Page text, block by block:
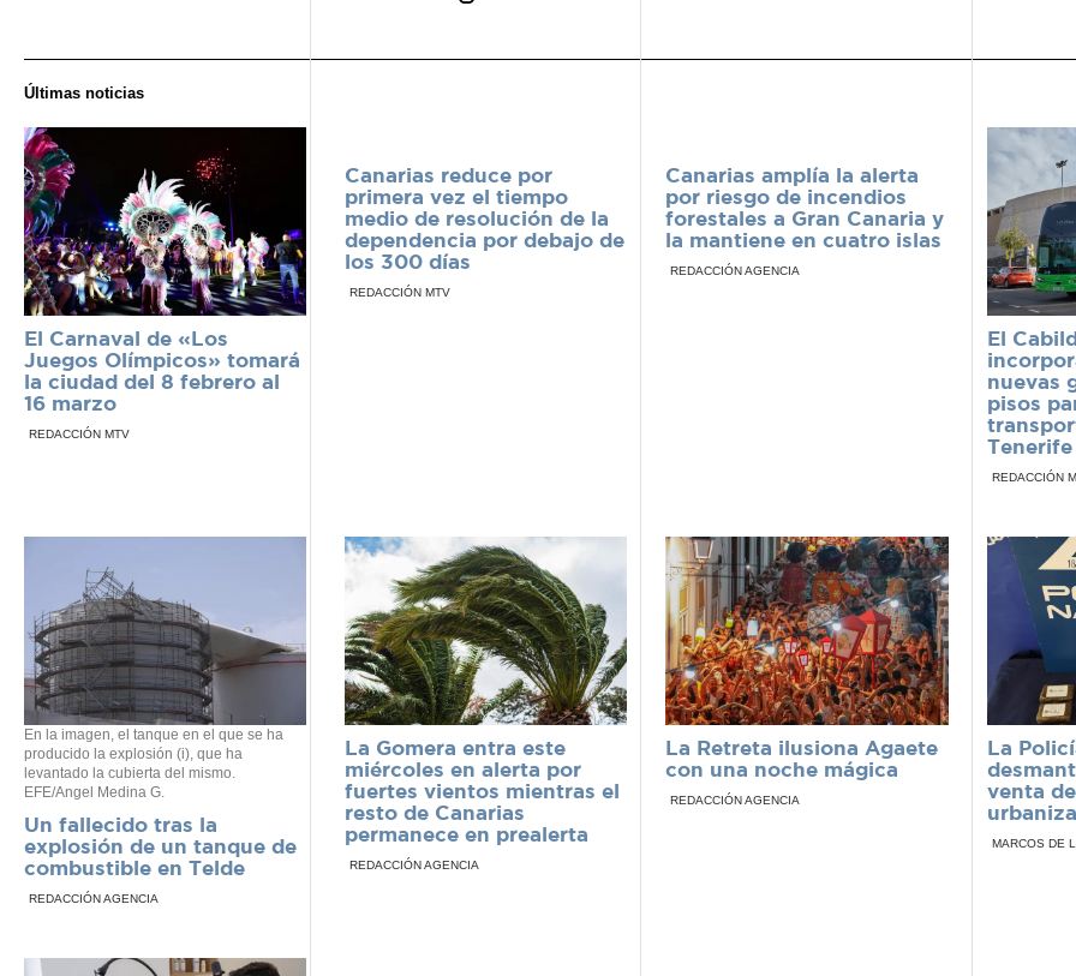
Últimas noticias
El Carnaval de «Los
Juegos Olímpicos» tomará
la ciudad del 8 febrero al
16 marzo
REDACCIÓN MTV
Canarias reduce por
primera vez el tiempo
medio de resolución de la
dependencia por debajo de
los 300 días
REDACCIÓN MTV
Canarias amplía la alerta
por riesgo de incendios
forestales a Gran Canaria y
la mantiene en cuatro islas
REDACCIÓN AGENCIA
El
nuevas
pisos
Tenerife
REDACCIÓN
En la imagen, el tanque en el que se ha
producido la explosión (i), que ha
levantado la cubierta del mismo.
EFE/Angel Medina G.
Un fallecido tras la
explosión de un tanque de
combustible en Telde
REDACCIÓN AGENCIA
La Gomera entra este
miércoles en alerta por
fuertes vientos mientras el
resto de Canarias
permanece en prealerta
REDACCIÓN AGENCIA
La Retreta ilusiona Agaete
con una noche mágica
REDACCIÓN AGENCIA
La
venta
MARCOS DE